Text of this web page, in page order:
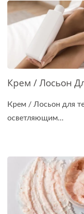
Крем / Лосьон
Крем / Лосьон для
осветляющим...